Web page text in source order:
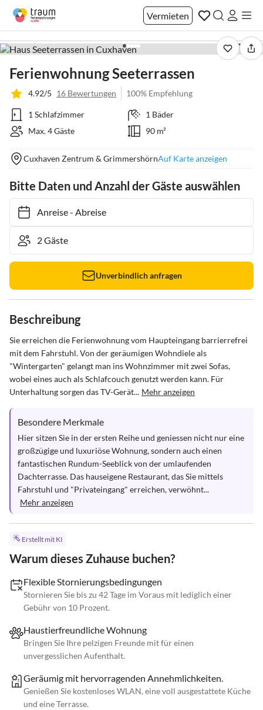
Vermieten
1 / 21
Ferienwohnung Seeterrassen
4.92/5 16 Bewertungen 100% Empfehlung
1 Schlafzimmer
1 Bäder
Max. 4 Gäste
90 m²
Cuxhaven Zentrum & GrimmershörnAuf Karte anzeigen
Bitte Daten und Anzahl der Gäste auswählen
Anreise- Abreise
Unverbindlich anfragen
Beschreibung
Sie erreichen die Ferienwohnung vom Haupteingang barrierrefrei
mit dem Fahrstuhl. Von der geräumigen Wohndiele als
"Wintergarten" gelangt man ins Wohnzimmer mit zwei Sofas,
wobei eines auch als Schlafcouch genutzt werden kann. Für
Unterhaltung sorgen das TV-Gerät... Mehr anzeigen
Besondere Merkmale
Hier sitzen Sie in der ersten Reihe und geniessen nicht nur eine
großzügige und luxuriöse Wohnung, sondern auch einen
fantastischen Rundum-Seeblick von der umlaufenden
Dachterrasse. Das hauseigene Restaurant, das Sie mittels
Fahrstuhl und "Privateingang" erreichen, verwöhnt...
Mehr anzeigen
Erstellt mit KI
Warum dieses Zuhause buchen?
Flexible Stornierungsbedingungen
Stornieren Sie bis zu 42 Tage im Voraus mit lediglich einer
Gebühr von 10 Prozent.
Haustierfreundliche Wohnung
Bringen Sie Ihre pelzigen Freunde mit für einen
unvergesslichen Aufenthalt.
Geräumig mit hervorragenden Annehmlichkeiten.
Genießen Sie kostenloses WLAN, eine voll ausgestattete Küche
und eine Terrasse.